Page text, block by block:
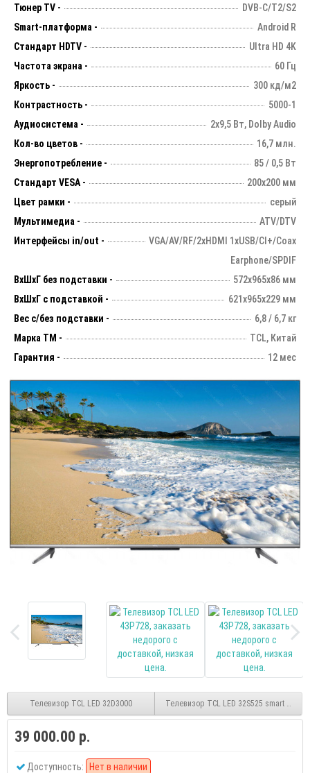
Тюнер TV -
DVB-C/T2/S2
Smart-платформа -
Android R
Стандарт HDTV -
Ultra HD 4K
Частота экрана -
60 Гц
Яркость -
300 кд/м2
Контрастность -
5000-1
Аудиосистема -
2х9,5 Вт, Dolby Audio
Кол-во цветов -
16,7 млн.
Энергопотребление -
85 / 0,5 Вт
Стандарт VESA -
200х200 мм
Цвет рамки -
серый
Мультимедиа -
ATV/DTV
Интерфейсы in/out -
VGA/AV/RF/2xHDMI 1xUSB/CI+/Coax
Earphone/SPDIF
ВхШхГ без подставки -
572х965х86 мм
ВхШхГ с подставкой -
621x965x229 мм
Вес с/без подставки -
6,8 / 6,7 кг
Марка ТМ -
TCL, Китай
Гарантия -
12 мес
Телевизор TCL LED 32D3000 Телевизор TCL LED 32S525 smart HD
39 000.00 р.
Доступность: Нет в наличии